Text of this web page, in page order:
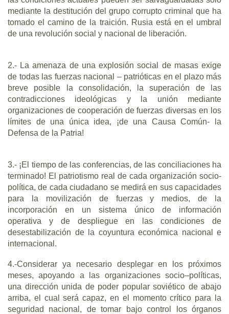
mediante la destitución del grupo corrupto criminal que ha
tomado el camino de la traición. Rusia está en el umbral
de una revolución social y nacional de liberación.
2.- La amenaza de una explosión social de masas exige
de todas las fuerzas nacional – patrióticas en el plazo más
breve posible la consolidación, la superación de las
contradicciones ideológicas y la unión mediante
organizaciones de cooperación de fuerzas diversas en los
límites de una única idea, ¡de una Causa Común- la
Defensa de la Patria!
3.- ¡El tiempo de las conferencias, de las conciliaciones ha
terminado! El patriotismo real de cada organización socio-
política, de cada ciudadano se medirá en sus capacidades
para la movilización de fuerzas y medios, de la
incorporación en un sistema único de información
operativa y de despliegue en las condiciones de
desestabilización de la coyuntura económica nacional e
internacional.
4.-Considerar ya necesario desplegar en los próximos
meses, apoyando a las organizaciones socio–políticas,
una dirección unida de poder popular soviético de abajo
arriba, el cual será capaz, en el momento crítico para la
seguridad nacional, de tomar bajo control los órganos